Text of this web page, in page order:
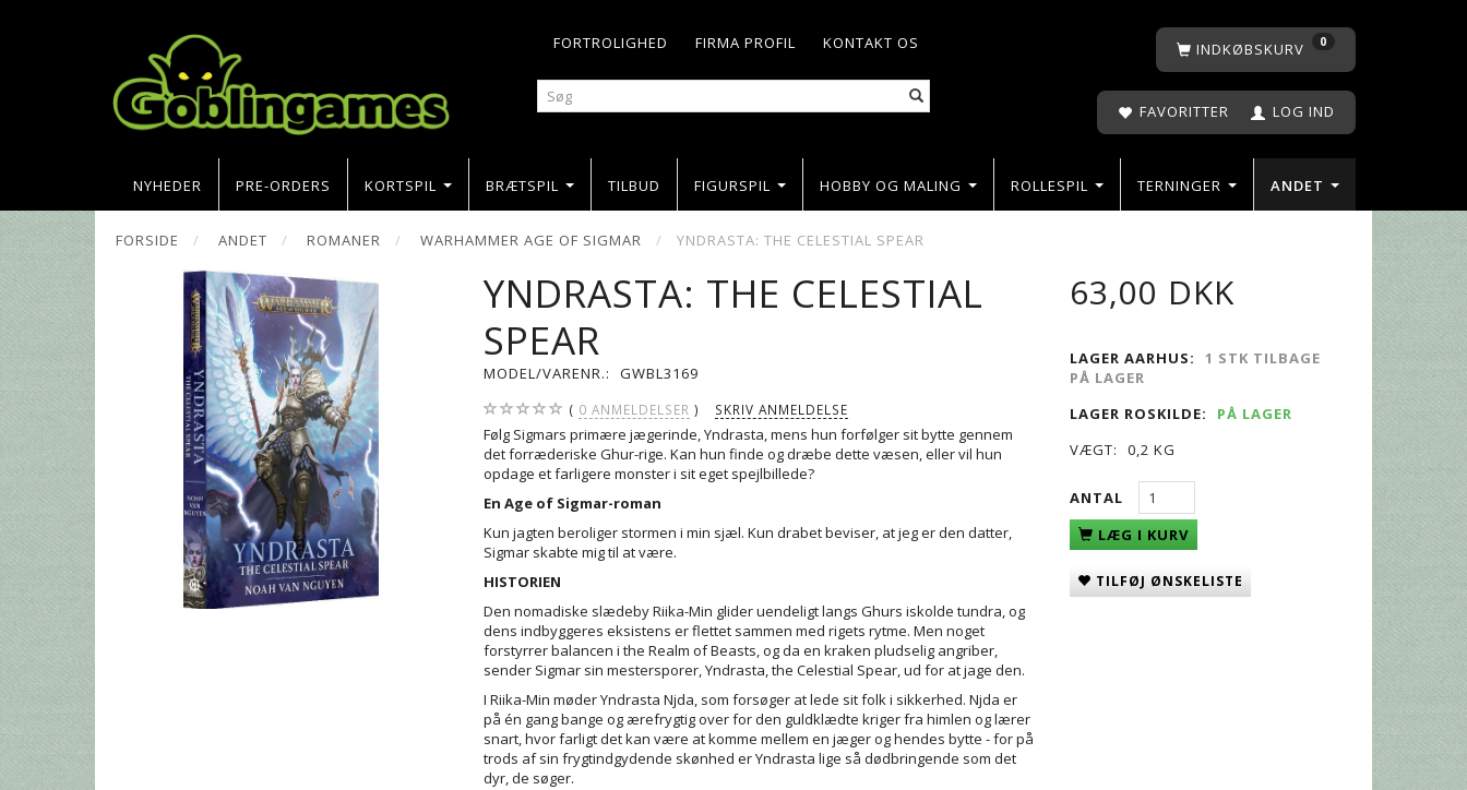
KONTAKT OS
FIRMA PROFIL
FORTROLIGHED INDKØBSKURV 0
FAVORITTER LOG IND
NYHEDER PRE-ORDERS KORTSPIL BRÆTSPIL TILBUD FIGURSPIL HOBBY OG MALING ROLLESPIL TERNINGER ANDET
FORSIDE ANDET ROMANER WARHAMMER AGE OF SIGMAR YNDRASTA: THE CELESTIAL SPEAR
YNDRASTA: THE CELESTIAL
SPEAR
MODEL/VARENR.: GWBL3169
0 ANMELDELSER SKRIV ANMELDELSE
Følg Sigmars primære jægerinde, Yndrasta, mens hun forfølger sit bytte gennem
det forræderiske Ghur-rige. Kan hun finde og dræbe dette væsen, eller vil hun
opdage et farligere monster i sit eget spejlbillede?
En Age of Sigmar-roman
Kun jagten beroliger stormen i min sjæl. Kun drabet beviser, at jeg er den datter,
Sigmar skabte mig til at være.
HISTORIEN
Den nomadiske slædeby Riika-Min glider uendeligt langs Ghurs iskolde tundra, og
dens indbyggeres eksistens er flettet sammen med rigets rytme. Men noget
forstyrrer balancen i the Realm of Beasts, og da en kraken pludselig angriber,
sender Sigmar sin mestersporer, Yndrasta, the Celestial Spear, ud for at jage den.
I Riika-Min møder Yndrasta Njda, som forsøger at lede sit folk i sikkerhed. Njda er
på én gang bange og ærefrygtig over for den guldklædte kriger fra himlen og lærer
snart, hvor farligt det kan være at komme mellem en jæger og hendes bytte - for på
trods af sin frygtindgydende skønhed er Yndrasta lige så dødbringende som det
dyr, de søger.
63,00 DKK
LAGER AARHUS:
1 STK TILBAGE
PÅ LAGER
LAGER ROSKILDE:
PÅ LAGER
VÆGT:
0,2 KG
ANTAL
LÆG I KURV
TILFØJ ØNSKELISTE